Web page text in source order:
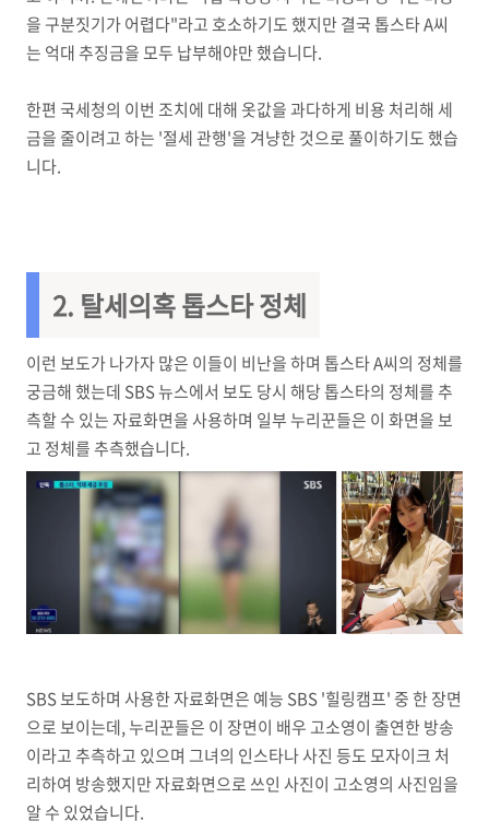
을 구분짓기가 어렵다"라고 호소하기도 했지만 결국 톱스타 A씨
는 억대 추징금을 모두 납부해야만 했습니다.
한편 국세청의 이번 조치에 대해 옷값을 과다하게 비용 처리해 세
금을 줄이려고 하는 '절세 관행'을 겨냥한 것으로 풀이하기도 했습
니다.
2. 탈세의혹 톱스타 정체
이런 보도가 나가자 많은 이들이 비난을 하며 톱스타 A씨의 정체를
궁금해 했는데 SBS 뉴스에서 보도 당시 해당 톱스타의 정체를 추
측할 수 있는 자료화면을 사용하며 일부 누리꾼들은 이 화면을 보
고 정체를 추측했습니다.
SBS 보도하며 사용한 자료화면은 예능 SBS '힐링캠프' 중 한 장면
으로 보이는데, 누리꾼들은 이 장면이 배우 고소영이 출연한 방송
이라고 추측하고 있으며 그녀의 인스타나 사진 등도 모자이크 처
리하여 방송했지만 자료화면으로 쓰인 사진이 고소영의 사진임을
알 수 있었습니다.